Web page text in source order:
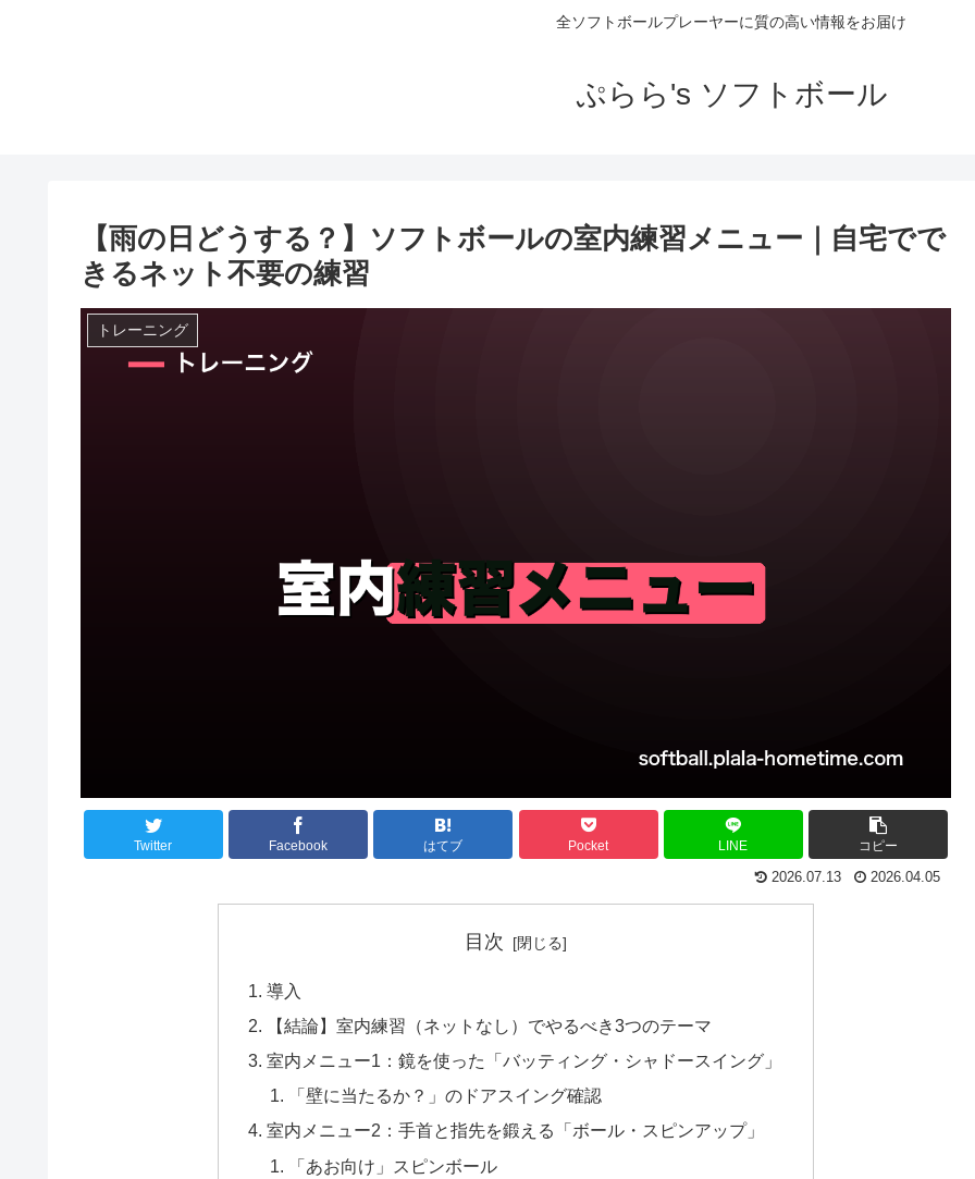
全ソフトボールプレーヤーに質の高い情報をお届け
ぷらら's ソフトボール
【雨の日どうする？】ソフトボールの室内練習メニュー｜自宅でで
きるネット不要の練習
トレーニング
Twitter Facebook はてブ Pocket LINE コピー
2026.07.13 2026.04.05
目次
導入
【結論】室内練習（ネットなし）でやるべき3つのテーマ
室内メニュー1：鏡を使った「バッティング・シャドースイング」
「壁に当たるか？」のドアスイング確認
室内メニュー2：手首と指先を鍛える「ボール・スピンアップ」
「あお向け」スピンボール